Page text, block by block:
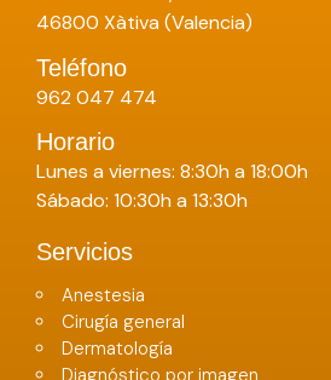
46800 Xàtiva (Valencia)
Teléfono
962 047 474
Horario
Lunes a viernes: 8:30h a 18:00h
Sábado: 10:30h a 13:30h
Servicios
Anestesia
Cirugía general
Dermatología
Diagnóstico por imagen